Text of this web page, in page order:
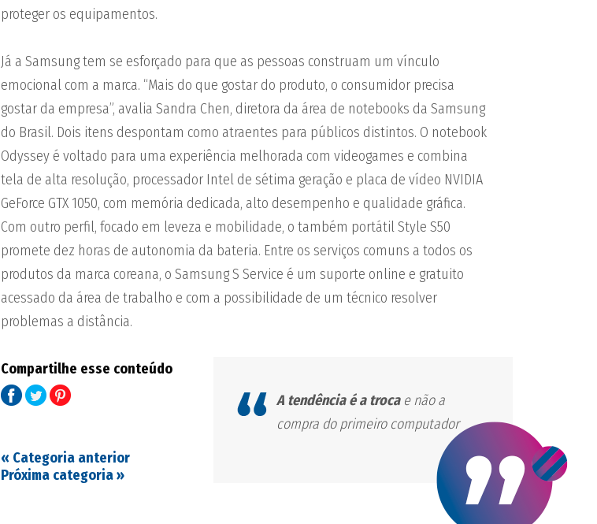
proteger os equipamentos.
Já a Samsung tem se esforçado para que as pessoas construam um vínculo
emocional com a marca. “Mais do que gostar do produto, o consumidor precisa
gostar da empresa”, avalia Sandra Chen, diretora da área de notebooks da Samsung
do Brasil. Dois itens despontam como atraentes para públicos distintos. O notebook
Odyssey é voltado para uma experiência melhorada com videogames e combina
tela de alta resolução, processador Intel de sétima geração e placa de vídeo NVIDIA
GeForce GTX 1050, com memória dedicada, alto desempenho e qualidade gráfica.
Com outro perfil, focado em leveza e mobilidade, o também portátil Style S50
promete dez horas de autonomia da bateria. Entre os serviços comuns a todos os
produtos da marca coreana, o Samsung S Service é um suporte online e gratuito
acessado da área de trabalho e com a possibilidade de um técnico resolver
problemas a distância.
A tendência é a trocae não a
compra do primeiro computador
Compartilhe esse conteúdo
« Categoria anterior
Próxima categoria»